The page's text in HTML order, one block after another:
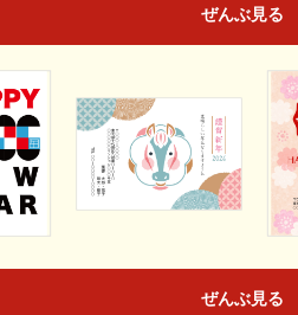
ぜんぶ見る
ぜんぶ見る